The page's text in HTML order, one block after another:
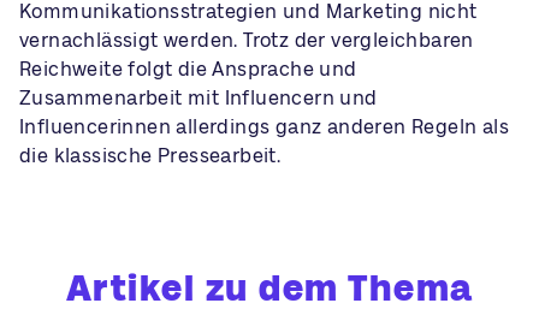
Kommunikationsstrategien und Marketing nicht
vernachlässigt werden. Trotz der vergleichbaren
Reichweite folgt die Ansprache und
Zusammenarbeit mit Influencern und
Influencerinnen allerdings ganz anderen Regeln als
die klassische Pressearbeit.
Artikel zu dem Thema